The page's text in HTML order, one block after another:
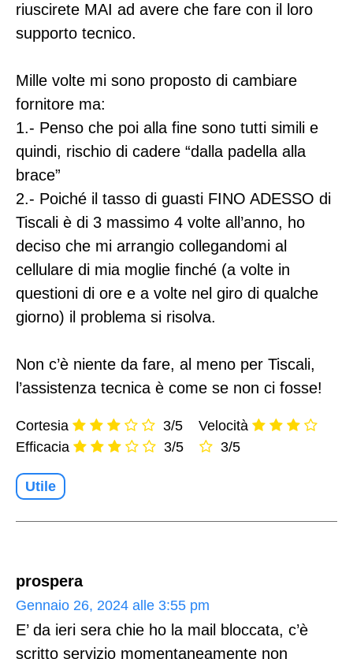
riuscirete MAI ad avere che fare con il loro
supporto tecnico.
Mille volte mi sono proposto di cambiare
fornitore ma:
1.- Penso che poi alla fine sono tutti simili e
quindi, rischio di cadere “dalla padella alla
brace”
2.- Poiché il tasso di guasti FINO ADESSO di
Tiscali è di 3 massimo 4 volte all’anno, ho
deciso che mi arrangio collegandomi al
cellulare di mia moglie finché (a volte in
questioni di ore e a volte nel giro di qualche
giorno) il problema si risolva.
Non c’è niente da fare, al meno per Tiscali,
l’assistenza tecnica è come se non ci fosse!
Cortesia
3/5
Efficacia
3/5
Velocità
3/5
Utile
prospera
Gennaio 26, 2024 alle 3:55 pm
E’ da ieri sera chie ho la mail bloccata, c’è
scritto servizio momentaneamente non